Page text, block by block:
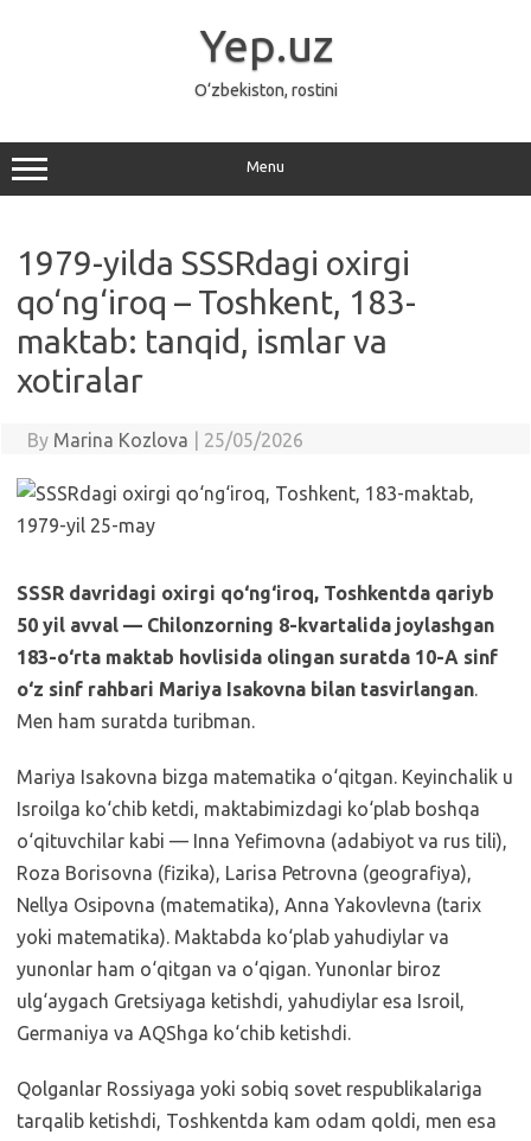
Yep.uz
O‘zbekiston, rostini
Menu
1979-yilda SSSRdagi oxirgi
qo‘ng‘iroq – Toshkent, 183-
maktab: tanqid, ismlar va
xotiralar
By Marina Kozlova 25/05/2026
SSSR davridagi oxirgi qo‘ng‘iroq, Toshkentda qariyb
50 yil avval — Chilonzorning 8-kvartalida joylashgan
183-o‘rta maktab hovlisida olingan suratda 10-A sinf
o‘z sinf rahbari Mariya Isakovna bilan tasvirlangan.
Men ham suratda turibman.
Mariya Isakovna bizga matematika o‘qitgan. Keyinchalik u
Isroilga ko‘chib ketdi, maktabimizdagi ko‘plab boshqa
o‘qituvchilar kabi — Inna Yefimovna (adabiyot va rus tili),
Roza Borisovna (fizika), Larisa Petrovna (geografiya),
Nellya Osipovna (matematika), Anna Yakovlevna (tarix
yoki matematika). Maktabda ko‘plab yahudiylar va
yunonlar ham o‘qitgan va o‘qigan. Yunonlar biroz
ulg‘aygach Gretsiyaga ketishdi, yahudiylar esa Isroil,
Germaniya va AQShga ko‘chib ketishdi.
Qolganlar Rossiyaga yoki sobiq sovet respublikalariga
tarqalib ketishdi, Toshkentda kam odam qoldi, men esa